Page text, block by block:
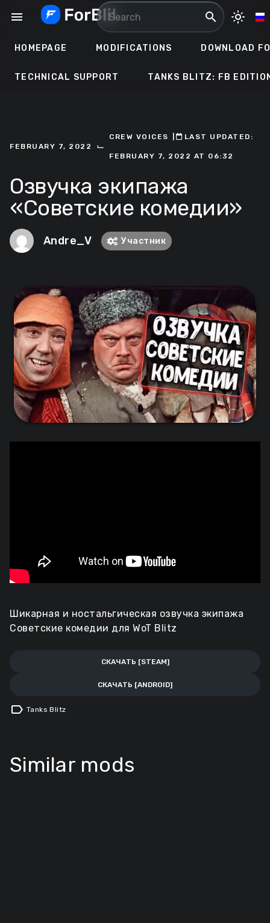
menu search light_mode
HOMEPAGE MODIFICATIONS DOWNLOAD
TECHNICAL SUPPORT TANKS BLITZ: FB
FEBRUARY 7, 2022 ⌙
CREW VOICES ㅤLAST UPDATED:
FEBRUARY 7, 2022 AT 06:32
Озвучка экипажа
«Советские комедии»
Andre_V Участник
Шикарная и ностальгическая озвучка экипажа
Советские комедии для WoT Blitz
СКАЧАТЬ [STEAM]
СКАЧАТЬ [ANDROID]
label Tanks Blitz
Similar mods